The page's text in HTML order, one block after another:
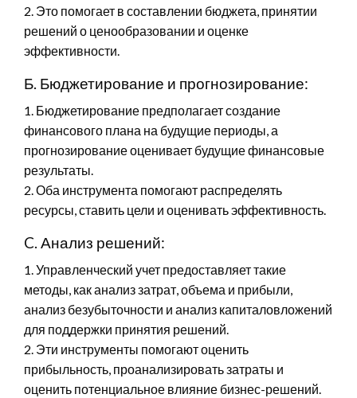
2. Это помогает в составлении бюджета, принятии
решений о ценообразовании и оценке
эффективности.
Б. Бюджетирование и прогнозирование:
1. Бюджетирование предполагает создание
финансового плана на будущие периоды, а
прогнозирование оценивает будущие финансовые
результаты.
2. Оба инструмента помогают распределять
ресурсы, ставить цели и оценивать эффективность.
C. Анализ решений:
1. Управленческий учет предоставляет такие
методы, как анализ затрат, объема и прибыли,
анализ безубыточности и анализ капиталовложений
для поддержки принятия решений.
2. Эти инструменты помогают оценить
прибыльность, проанализировать затраты и
оценить потенциальное влияние бизнес-решений.